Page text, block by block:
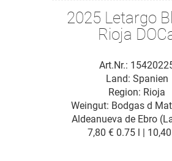
2025 Letargo
Rioja
Art.Nr.:
Weingut: Bodgas d
Aldeanueva de Ebro
Region: Rioja
Land: Spanien
7,80 € 0.75 l |